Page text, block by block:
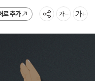
로 추가